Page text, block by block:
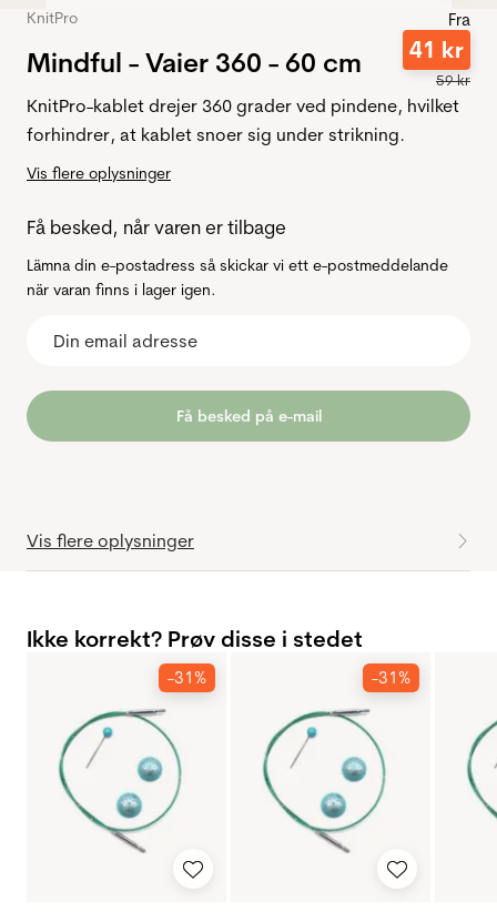
KnitPro
Mindful - Vaier 360 - 60 cm
Fra
41 kr
59kr
KnitPro-kablet drejer 360 grader ved pindene, hvilket
forhindrer, at kablet snoer sig under strikning.
Vis flere oplysninger
Få besked, når varen er tilbage
Lämna din e-postadress så skickar vi ett e-postmeddelande
när varan finns i lager igen.
Få besked på e-mail
Vis flere oplysninger
Ikke korrekt? Prøv disse i stedet
-31% -31%